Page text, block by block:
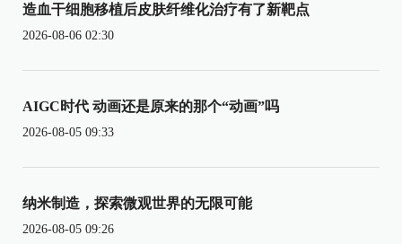
造血干细胞移植后皮肤纤维化治疗有了新靶点
2026-08-06 02:30
AIGC时代 动画还是原来的那个“动画”吗
2026-08-05 09:33
纳米制造，探索微观世界的无限可能
2026-08-05 09:26